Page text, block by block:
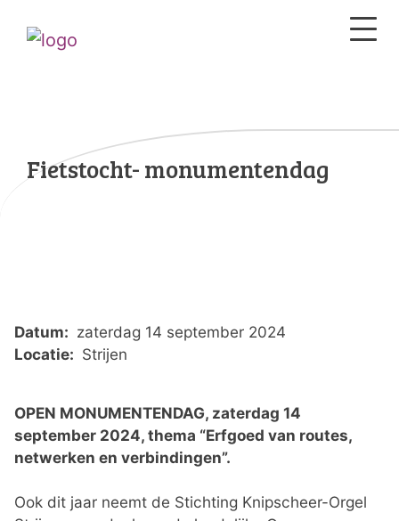
Fietstocht- monumentendag
Datum: zaterdag 14 september 2024
Locatie: Strijen
OPEN MONUMENTENDAG, zaterdag 14
september 2024, thema “Erfgoed van routes,
netwerken en verbindingen”.
Ook dit jaar neemt de Stichting Knipscheer-Orgel